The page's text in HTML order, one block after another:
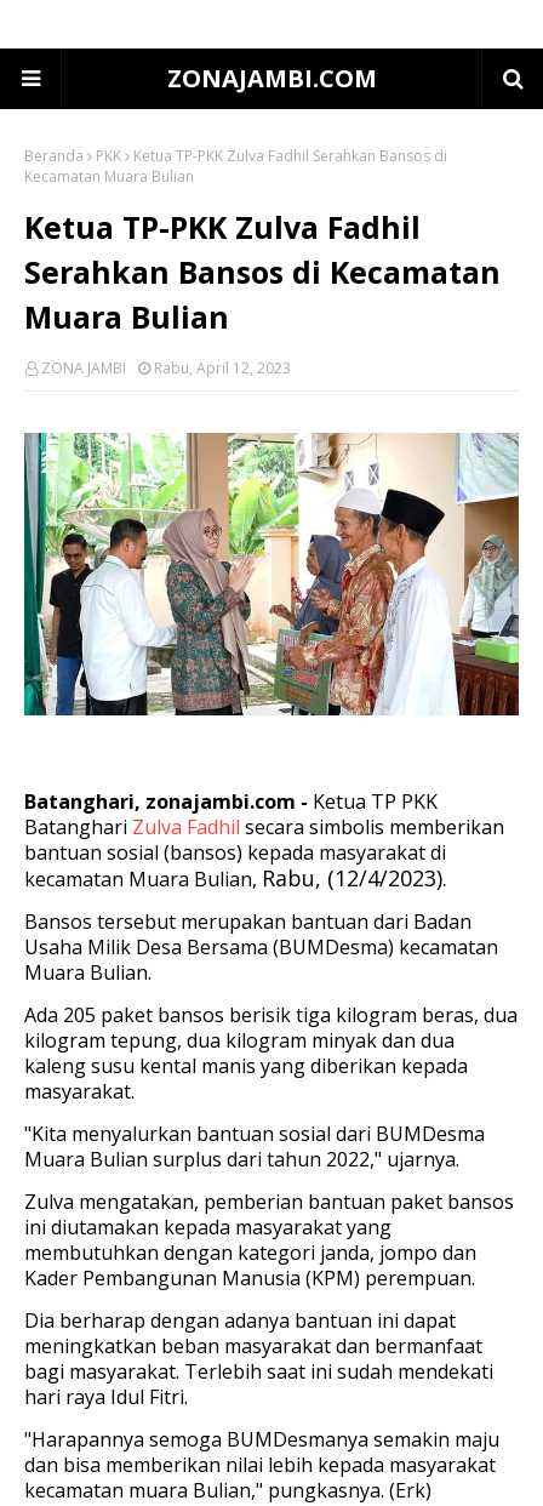
ZONAJAMBI.COM
Beranda PKK
Ketua TP-PKK Zulva Fadhil Serahkan Bansos di
Kecamatan Muara Bulian
Ketua TP-PKK Zulva Fadhil
Serahkan Bansos di Kecamatan
Muara Bulian
ZONA JAMBI Rabu, April 12, 2023
Batanghari, zonajambi.com - Ketua TP PKK
Batanghari Zulva Fadhil secara simbolis memberikan
bantuan sosial (bansos) kepada masyarakat di
kecamatan Muara Bulian, Rabu, (12/4/2023).
Bansos tersebut merupakan bantuan dari Badan
Usaha Milik Desa Bersama (BUMDesma) kecamatan
Muara Bulian.
Ada 205 paket bansos berisik tiga kilogram beras, dua
kilogram tepung, dua kilogram minyak dan dua
kaleng susu kental manis yang diberikan kepada
masyarakat.
"Kita menyalurkan bantuan sosial dari BUMDesma
Muara Bulian surplus dari tahun 2022," ujarnya.
Zulva mengatakan, pemberian bantuan paket bansos
ini diutamakan kepada masyarakat yang
membutuhkan dengan kategori janda, jompo dan
Kader Pembangunan Manusia (KPM) perempuan.
Dia berharap dengan adanya bantuan ini dapat
meningkatkan beban masyarakat dan bermanfaat
bagi masyarakat. Terlebih saat ini sudah mendekati
hari raya Idul Fitri.
"Harapannya semoga BUMDesmanya semakin maju
dan bisa memberikan nilai lebih kepada masyarakat
kecamatan muara Bulian," pungkasnya. (Erk)